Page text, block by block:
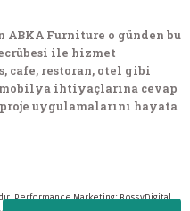
ABKA Furniture o günden bu
ile hizmet
cafe, restoran, otel gibi
ihtiyaçlarına cevap
uygulamalarını hayata
Performance Marketing:BossyDigital